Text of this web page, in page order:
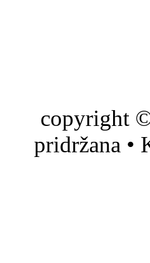
copyright
pridržana •